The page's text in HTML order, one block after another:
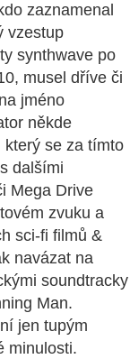
zaznamenal
vzestup
synthwave po
musel dříve či
jméno
někde
který se za tímto
dalšími
Mega Drive
zvuku a
sci-fi filmů &
navázat na
soundtracky
Man.
jen tupým
minulosti.